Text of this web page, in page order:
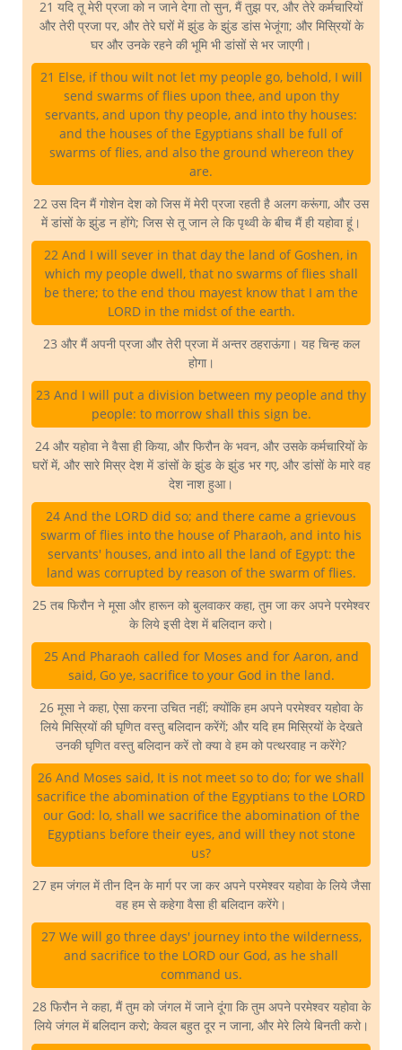
21 यदि तू मेरी प्रजा को न जाने देगा तो सुन, मैं तुझ पर, और तेरे कर्मचारियों
और तेरी प्रजा पर, और तेरे घरों में झुंड के झुंड डांस भेजूंगा; और मिस्रियों के
घर और उनके रहने की भूमि भी डांसों से भर जाएगी।
21 Else, if thou wilt not let my people go, behold, I will
send swarms of flies upon thee, and upon thy
servants, and upon thy people, and into thy houses:
and the houses of the Egyptians shall be full of
swarms of flies, and also the ground whereon they
are.
22 उस दिन मैं गोशेन देश को जिस में मेरी प्रजा रहती है अलग करूंगा, और उस
में डांसों के झुंड न होंगे; जिस से तू जान ले कि पृथ्वी के बीच मैं ही यहोवा हूं।
22 And I will sever in that day the land of Goshen, in
which my people dwell, that no swarms of flies shall
be there; to the end thou mayest know that I am the
LORD in the midst of the earth.
23 और मैं अपनी प्रजा और तेरी प्रजा में अन्तर ठहराऊंगा। यह चिन्ह कल
होगा।
23 And I will put a division between my people and thy
people: to morrow shall this sign be.
24 और यहोवा ने वैसा ही किया, और फिरौन के भवन, और उसके कर्मचारियों के
घरों में, और सारे मिस्र देश में डांसों के झुंड के झुंड भर गए, और डांसों के मारे वह
देश नाश हुआ।
24 And the LORD did so; and there came a grievous
swarm of flies into the house of Pharaoh, and into his
servants' houses, and into all the land of Egypt: the
land was corrupted by reason of the swarm of flies.
25 तब फिरौन ने मूसा और हारून को बुलवाकर कहा, तुम जा कर अपने परमेश्वर
के लिये इसी देश में बलिदान करो।
25 And Pharaoh called for Moses and for Aaron, and
said, Go ye, sacrifice to your God in the land.
26 मूसा ने कहा, ऐसा करना उचित नहीं; क्योंकि हम अपने परमेश्वर यहोवा के
लिये मिस्रियों की घृणित वस्तु बलिदान करेंगें; और यदि हम मिस्रियों के देखते
उनकी घृणित वस्तु बलिदान करें तो क्या वे हम को पत्थरवाह न करेंगे?
26 And Moses said, It is not meet so to do; for we shall
sacrifice the abomination of the Egyptians to the LORD
our God: lo, shall we sacrifice the abomination of the
Egyptians before their eyes, and will they not stone
us?
27 हम जंगल में तीन दिन के मार्ग पर जा कर अपने परमेश्वर यहोवा के लिये जैसा
वह हम से कहेगा वैसा ही बलिदान करेंगे।
27 We will go three days' journey into the wilderness,
and sacrifice to the LORD our God, as he shall
command us.
28 फिरौन ने कहा, मैं तुम को जंगल में जाने दूंगा कि तुम अपने परमेश्वर यहोवा के
लिये जंगल में बलिदान करो; केवल बहुत दूर न जाना, और मेरे लिये बिनती करो।